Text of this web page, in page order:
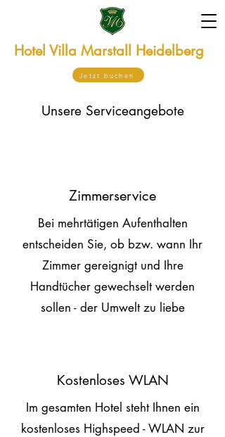
Jetzt buchen
Hotel Villa Marstall Heidelberg
Unsere Serviceangebote
Zimmerservice
Bei mehrtätigen Aufenthalten
entscheiden Sie, ob bzw. wann Ihr
Zimmer gereignigt und Ihre
Handtücher gewechselt werden
sollen - der Umwelt zu liebe
Kostenloses WLAN
Im gesamten Hotel steht Ihnen ein
kostenloses Highspeed - WLAN zur